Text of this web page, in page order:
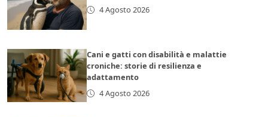
4 Agosto 2026
Cani e gatti con disabilità e malattie
croniche: storie di resilienza e
adattamento
4 Agosto 2026